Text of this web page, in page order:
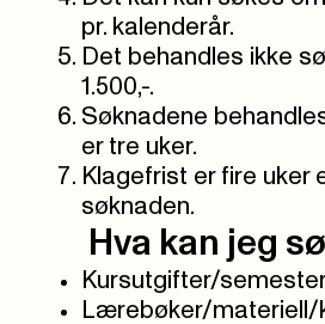
pr. kalenderår.
Det behandles ikke
1.500,-.
Søknadene
er tre uker.
Klagefrist er fire uker
søknaden.
Hva kan jeg
Kursutgifter/
Lærebøker/materiell/